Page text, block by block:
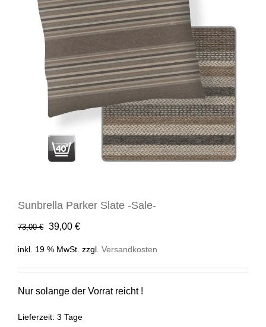
Sunbrella Parker Slate -Sale-
73,00€ Ursprünglicher
war:
73,00 €
39,00 €Aktueller
ist:
39,00 €.
inkl. 19 % MwSt. zzgl. Versandkosten
Nur solange der Vorrat reicht !
Lieferzeit: 3 Tage